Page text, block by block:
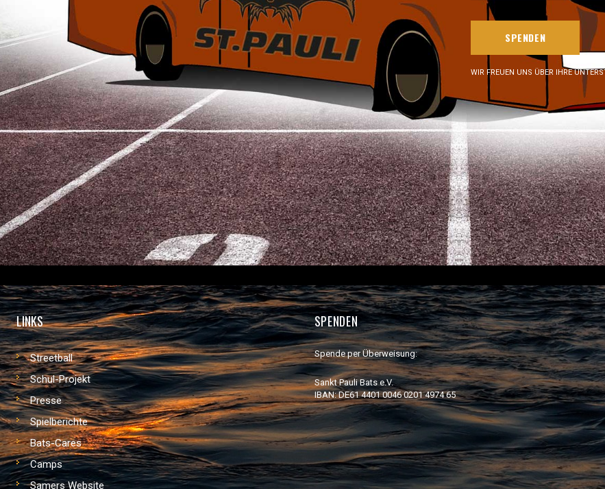
SPENDEN
WIR FREUEN UNS ÜBER IHRE
LINKS
Streetball
Schul-Projekt
Presse
Spielberichte
Bats-Cares
Camps
Samers Website
SPENDEN
Spende per Überweisung:
Sankt Pauli Bats e.V.
IBAN: DE61 4401 0046 0201 4974 65